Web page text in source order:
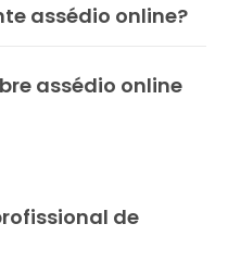
assédio online?
assédio online
de